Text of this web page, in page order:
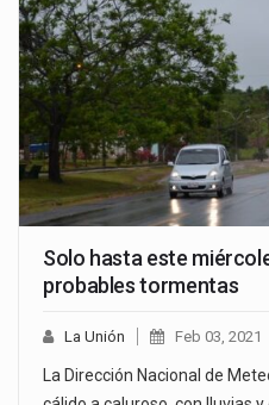
Solo hasta este
probables tormentas
La Unión Feb 03, 2021
La Dirección Nacional de